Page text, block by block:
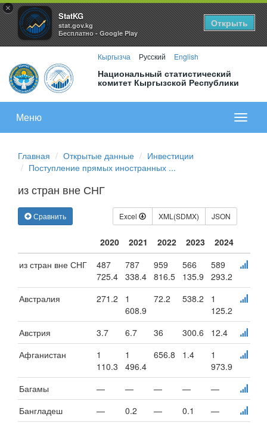
×
StatKG
stat.gov.kg
Бесплатно - Google Play
Открыть
Кыргызча Русский English
Национальный статистический
комитет Кыргызской Республики
меню
Меню
Главная Открытые данные
Инвестиции
Поступление прямых иностранных ...
из стран вне СНГ
Сравнить Excel XML(SDMX) JSON
2020 2021 2022 2023
2024
из стран вне СНГ
487
725.4
787
338.4
959
816.5
566
135.9
589
293.2
Австралия
271.2
1
608.9
72.2 538.2
1
125.2
Австрия
3.7 6.7 36 300.6
12.4
Афганистан
1
110.3
1
496.4
656.8 1.4
1
973.9
Багамы
— — — —
—
Бангладеш
— 0.2 — 0.1
—